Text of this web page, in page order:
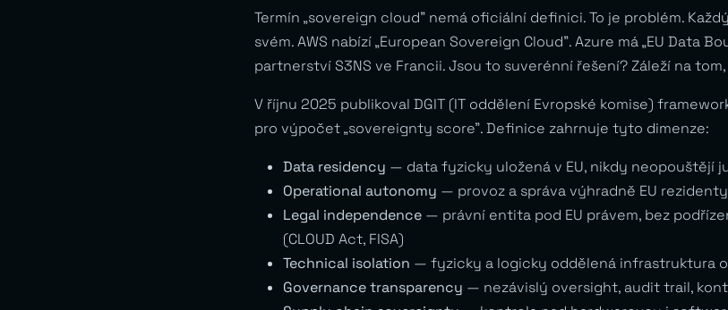
Termín „sovereign cloud” nemá oficiální definici. To je problém.
svém. AWS nabízí „European Sovereign Cloud”. Azure má „EU Data
partnerství S3NS ve Francii. Jsou to suverénní řešení? Záleží na
V říjnu 2025 publikoval DGIT (IT oddělení Evropské komise)
pro výpočet „sovereignty score”. Definice zahrnuje tyto dimenze:
Data residency — data fyzicky uložená v EU, nikdy neopouštějí
Operational autonomy — provoz a správa výhradně EU
Legal independence — právní entita pod EU právem, bez
(CLOUD Act, FISA)
Technical isolation — fyzicky a logicky oddělená infrastruktura
Governance transparency — nezávislý oversight, audit trail,